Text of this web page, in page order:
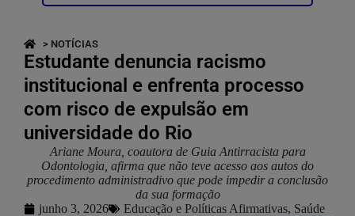
> NOTÍCIAS
Estudante denuncia racismo
institucional e enfrenta processo
com risco de expulsão em
universidade do Rio
Ariane Moura, coautora de Guia Antirracista para
Odontologia, afirma que não teve acesso aos autos do
procedimento administradivo que pode impedir a conclusão
da sua formação
junho 3, 2026
Educação e Políticas Afirmativas, Saúde